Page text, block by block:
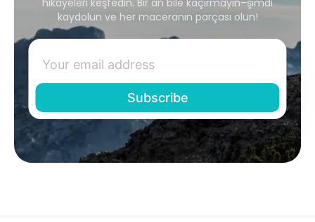
kaydolun ve her maceranın parçası olun!